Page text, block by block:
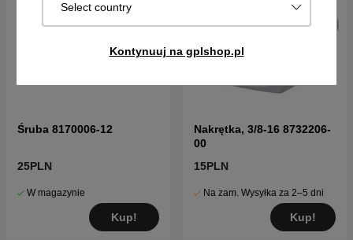
Select country
Kontynuuj na gplshop.pl
Śruba 8170006-12
25PLN
W magazynie
Kup!
Nakrętka, 3/8-16 8732206-
00
15PLN
Na zam. Wysyłka za 2–5 dni
Kup!